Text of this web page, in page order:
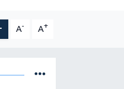
A- A+